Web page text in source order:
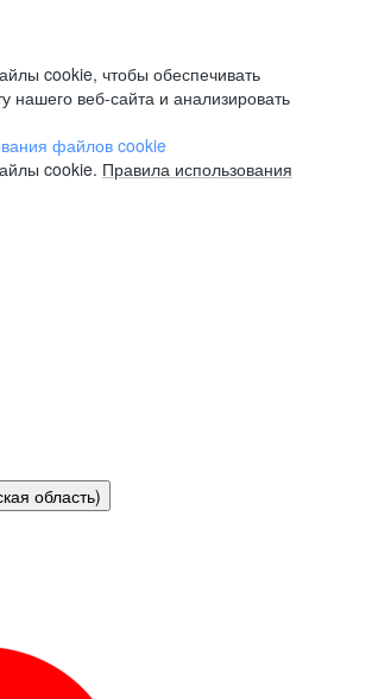
cookie, чтобы обеспечивать
нашего веб-сайта и анализировать
файлов cookie
cookie. Правила использования
область)